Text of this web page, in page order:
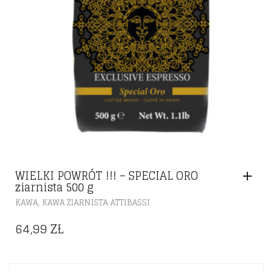
WIELKI POWRÓT !!! – SPECIAL ORO
ziarnista 500 g
KAWA, KAWA ZIARNISTA ATTIBASSI
64,99ZŁ